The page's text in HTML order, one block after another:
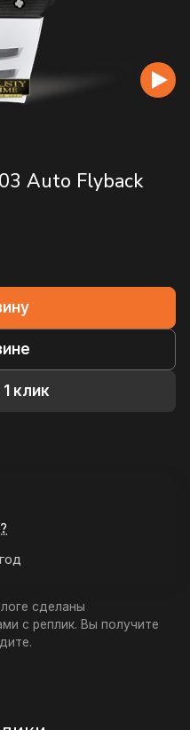
Auto Flyback
клик
сделаны
с реплик. Вы получите